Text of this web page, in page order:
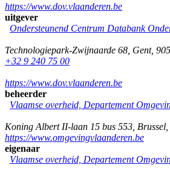
https://www.dov.vlaanderen.be
uitgever
Ondersteunend Centrum Databank
Technologiepark-Zwijnaarde 68 Gent,
+32 9 240 75 00
https://www.dov.vlaanderen.be
beheerder
Vlaamse overheid, Departement
Koning Albert II-laan 15 bus 553 Brussel
https://www.omgevingvlaanderen.be
eigenaar
Vlaamse overheid, Departement